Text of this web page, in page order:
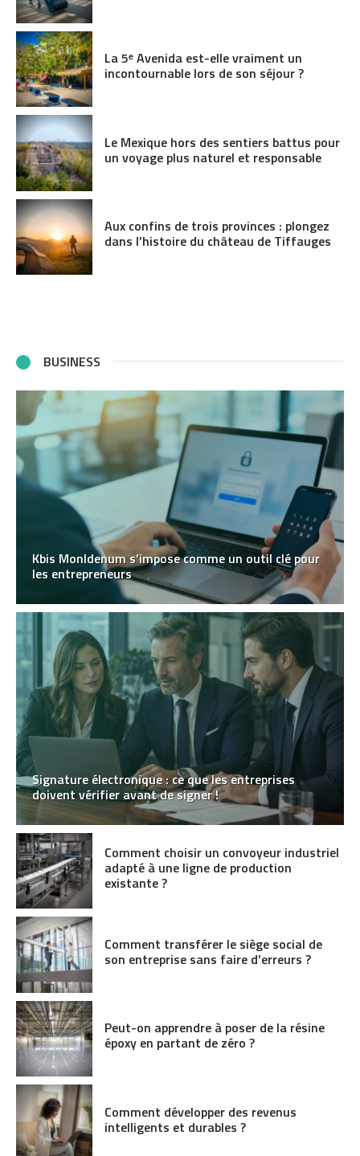
La 5ᵉ Avenida est-elle vraiment un
incontournable lors de son séjour ?
Le Mexique hors des sentiers battus pour
un voyage plus naturel et responsable
Aux confins de trois provinces : plongez
dans l’histoire du château de Tiffauges
BUSINESS
Kbis MonIdenum s’impose comme un outil clé pour
les entrepreneurs
Signature électronique : ce que les entreprises
doivent vérifier avant de signer !
Comment choisir un convoyeur industriel
adapté à une ligne de production
existante ?
Comment transférer le siège social de
son entreprise sans faire d’erreurs ?
Peut-on apprendre à poser de la résine
époxy en partant de zéro ?
Comment développer des revenus
intelligents et durables ?